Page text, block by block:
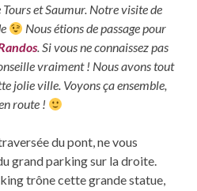
et Saumur. Notre visite de
Nous étions de passage pour
. Si vous ne connaissez pas
vraiment ! Nous avons tout
jolie ville. Voyons ça ensemble,
route !
du pont, ne vous
grand parking sur la droite.
trône cette grande statue,